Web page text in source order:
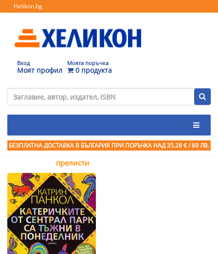
Helikon.bg
Вход
Моят профил
Моята поръчка
0 продукта
БЕЗПЛАТНА ДОСТАВКА В БЪЛГАРИЯ ПРИ ПОРЪЧКА НАД 35.28 € / 69 ЛВ.
прелисти